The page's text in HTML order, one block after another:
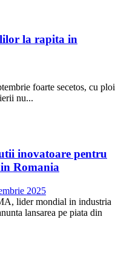
la rapita in
foarte secetos, cu ploi
nu...
inovatoare pentru
Romania
2025
lider mondial in industria
lansarea pe piata din